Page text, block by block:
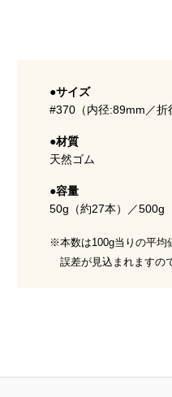
●サイズ
#370（内径:89mm／折
●材質
天然ゴム
●容量
50g（約27本）／500g
※本数は100g当りの平均
誤差が見込まれますの